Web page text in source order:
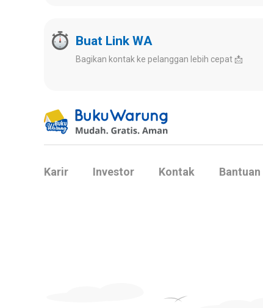
Buat Link WA
Bagikan kontak ke pelanggan lebih cepat 📩
Karir Investor Kontak Bantuan